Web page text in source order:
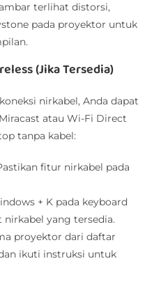
terlihat distorsi,
pada proyektor untuk
(Jika Tersedia)
nirkabel, Anda dapat
atau Wi-Fi Direct
tanpa kabel:
fitur nirkabel pada
+ K pada keyboard
yang tersedia.
proyektor dari daftar
ikuti instruksi untuk